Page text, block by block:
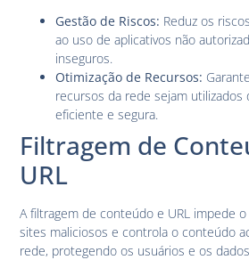
Gestão de Riscos: Reduz os
ao uso de aplicativos não
inseguros.
Otimização de Recursos:
recursos da rede sejam utilizados
eficiente e segura.
Filtragem de
URL
A filtragem de conteúdo e URL impede
sites maliciosos e controla o conteúdo
rede, protegendo os usuários e os